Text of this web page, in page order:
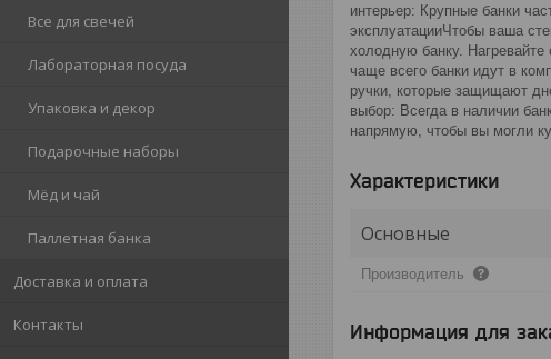
Все для свечей
Лабораторная посуда
Упаковка и декор
Подарочные наборы
Мёд и чай
Паллетная банка
Доставка и оплата
Контакты
интерьер: Крупные банки
эксплуатацииЧтобы ваша
холодную банку.
чаще всего банки идут в
ручки, которые защищают
выбор: Всегда в наличии
напрямую, чтобы вы могли
Характеристики
Основные
Производитель
Информация для